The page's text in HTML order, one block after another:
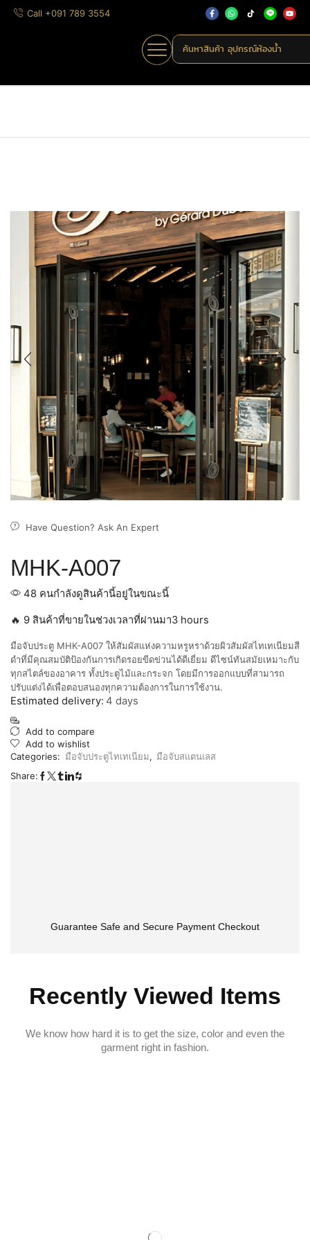
Call +091 789 3554
ค้นหาสินค้า อุปกรณ์ห้องน้ำ
Have Question? Ask An Expert
MHK-A007
48 คนกำลังดูสินค้านี้อยู่ในขณะนี้
🔥 9 สินค้าที่ขายในช่วงเวลาที่ผ่านมา3 hours
มือจับประตู MHK-A007 ให้สัมผัสแห่งความหรูหราด้วยผิวสัมผัสไทเทเนียมสี
ดำที่มีคุณสมบัติป้องกันการเกิดรอยขีดข่วนได้ดีเยี่ยม ดีไซน์ทันสมัยเหมาะกับ
ทุกสไตล์ของอาคาร ทั้งประตูไม้และกระจก โดยมีการออกแบบที่สามารถ
ปรับแต่งได้เพื่อตอบสนองทุกความต้องการในการใช้งาน.
Estimated delivery: 4 days
Add to compare
Add to wishlist
Categories: มือจับประตูไทเทเนียม, มือจับสแตนเลส
Share:
Guarantee Safe and Secure Payment Checkout
Recently Viewed Items
We know how hard it is to get the size, color and even the
garment right in fashion.